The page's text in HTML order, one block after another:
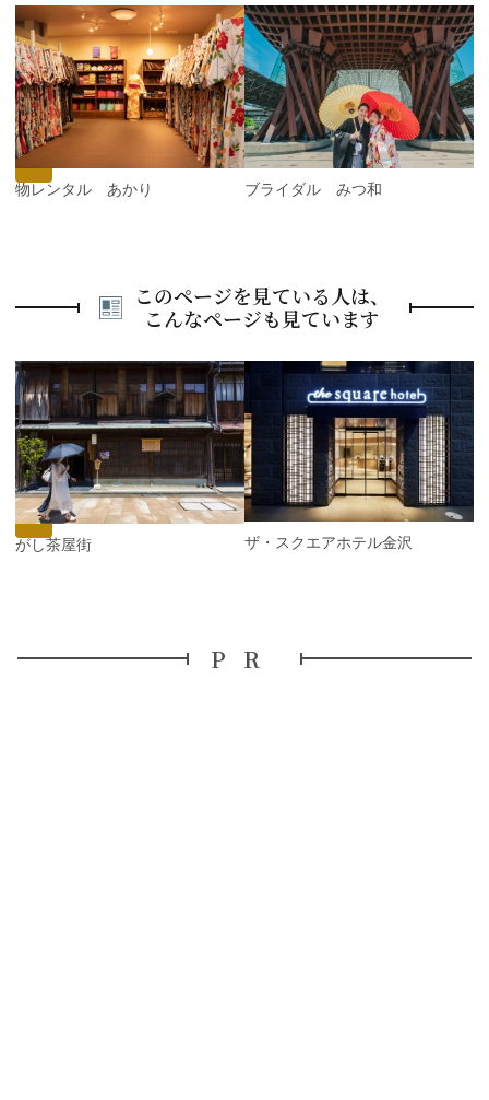
P
r
e
v
i
o
u
s
着物レンタル あかり ブライダル みつ和
N
e
x
t
このページを見ている人は、
こんなページも見ています
P
r
e
v
i
o
u
s
ひがし茶屋街 ザ・スクエアホテル金沢
N
e
x
t
PR